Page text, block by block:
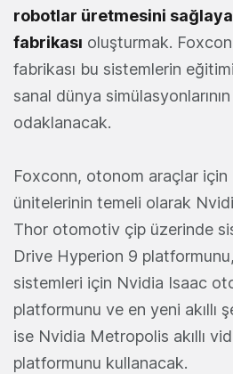
robotlar üretmesini
fabrikası oluşturmak.
fabrikası bu sistemlerin
sanal dünya simülasyonlarının
odaklanacak.
Foxconn, otonom araçlar
ünitelerinin temeli olarak
Thor otomotiv çip üzerinde
Drive Hyperion 9
sistemleri için Nvidia Isaac
platformunu ve en yeni akıllı
ise Nvidia Metropolis akıllı
platformunu kullanacak.